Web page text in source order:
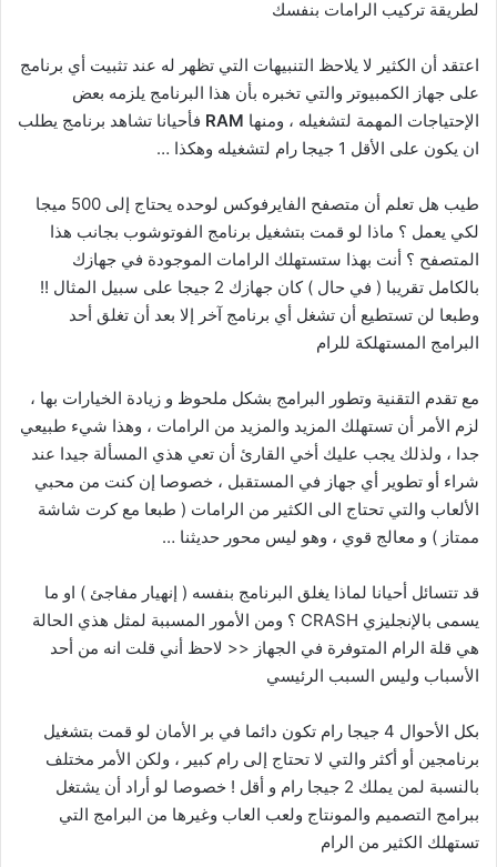
لطريقة تركيب الرامات بنفسك
اعتقد أن الكثير لا يلاحظ التنبيهات التي تظهر له عند تثبيت أي برنامج
على جهاز الكمبيوتر والتي تخبره بأن هذا البرنامج يلزمه بعض
الإحتياجات المهمة لتشغيله ، ومنها RAM فأحيانا تشاهد برنامج يطلب
ان يكون على الأقل 1 جيجا رام لتشغيله وهكذا …
طيب هل تعلم أن متصفح الفايرفوكس لوحده يحتاج إلى 500 ميجا
لكي يعمل ؟ ماذا لو قمت بتشغيل برنامج الفوتوشوب بجانب هذا
المتصفح ؟ أنت بهذا ستستهلك الرامات الموجودة في جهازك
بالكامل تقريبا ( في حال ) كان جهازك 2 جيجا على سبيل المثال !!
وطبعا لن تستطيع أن تشغل أي برنامج آخر إلا بعد أن تغلق أحد
البرامج المستهلكة للرام
مع تقدم التقنية وتطور البرامج بشكل ملحوظ و زيادة الخيارات بها ،
لزم الأمر أن تستهلك المزيد والمزيد من الرامات ، وهذا شيء طبيعي
جدا ، ولذلك يجب عليك أخي القارئ أن تعي هذي المسألة جيدا عند
شراء أو تطوير أي جهاز في المستقبل ، خصوصا إن كنت من محبي
الألعاب والتي تحتاج الى الكثير من الرامات ( طبعا مع كرت شاشة
ممتاز ) و معالج قوي ، وهو ليس محور حديثنا …
قد تتسائل أحيانا لماذا يغلق البرنامج بنفسه ( إنهيار مفاجئ ) او ما
يسمى بالإنجليزي CRASH ؟ ومن الأمور المسببة لمثل هذي الحالة
هي قلة الرام المتوفرة في الجهاز << لاحظ أني قلت انه من أحد
الأسباب وليس السبب الرئيسي
بكل الأحوال 4 جيجا رام تكون دائما في بر الأمان لو قمت بتشغيل
برنامجين أو أكثر والتي لا تحتاج إلى رام كبير ، ولكن الأمر مختلف
بالنسبة لمن يملك 2 جيجا رام و أقل ! خصوصا لو أراد أن يشتغل
ببرامج التصميم والمونتاج ولعب العاب وغيرها من البرامج التي
تستهلك الكثير من الرام